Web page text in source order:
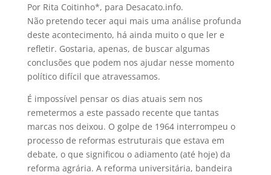
Por Rita Coitinho*, para Desacato.info.
Não pretendo tecer aqui mais uma análise profunda
deste acontecimento, há ainda muito o que ler e
refletir. Gostaria, apenas, de buscar algumas
conclusões que podem nos ajudar nesse momento
político difícil que atravessamos.
É impossível pensar os dias atuais sem nos
remetermos a este passado recente que tantas
marcas nos deixou. O golpe de 1964 interrompeu o
processo de reformas estruturais que estava em
debate, o que significou o adiamento (até hoje) da
reforma agrária. A reforma universitária, bandeira